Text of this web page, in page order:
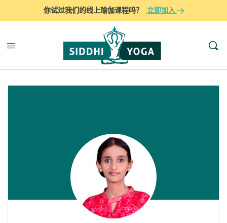
你试过我们的线上瑜伽课程吗？ 立即加入